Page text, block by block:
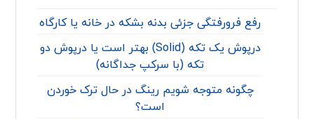
رفع فرورفتگی جزئی بدنه بشکه در خانه یا کارگاه
درپوش یک تکه (Solid) بهتر است یا درپوش دو
تکه (با سرکپ جداگانه)
چگونه متوجه شویم رینگ در حال ترک خوردن
است؟